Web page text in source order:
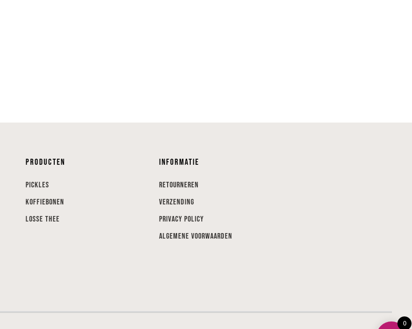
0
Producten
Pickles
Koffiebonen
Losse thee
Informatie
Retourneren
Verzending
Privacy Policy
Algemene voorwaarden